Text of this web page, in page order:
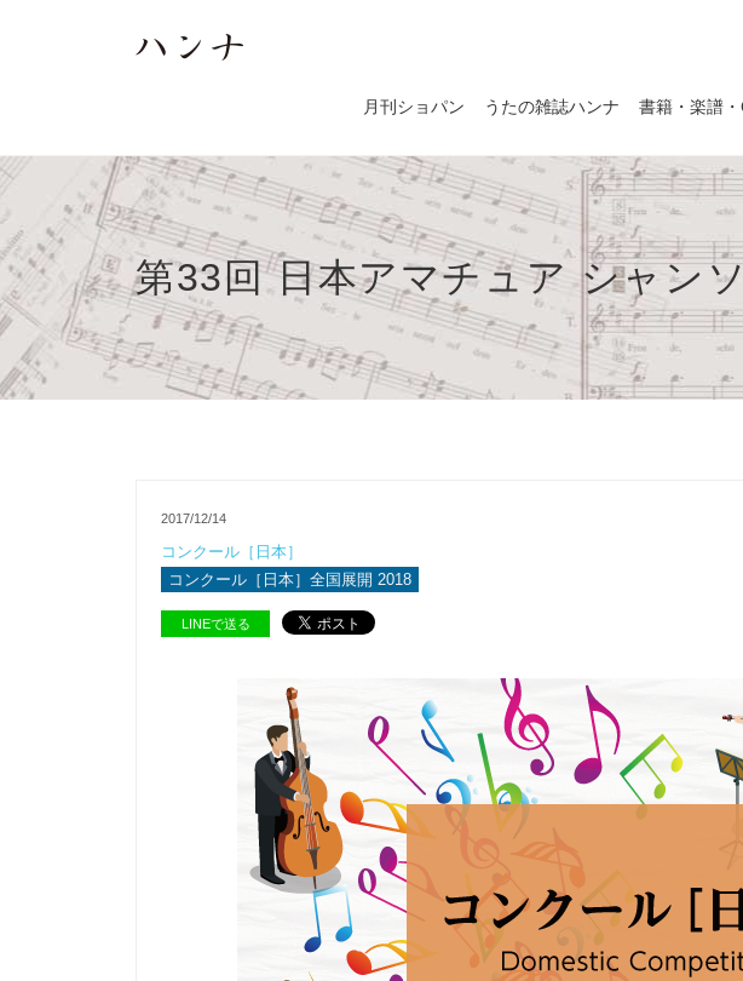
月刊ショパン うたの雑誌ハンナ 書籍・楽譜
第33回 日本アマチュア シャン
2017/12/14
コンクール［日本］
コンクール［日本］全国展開 2018
LINEで送る